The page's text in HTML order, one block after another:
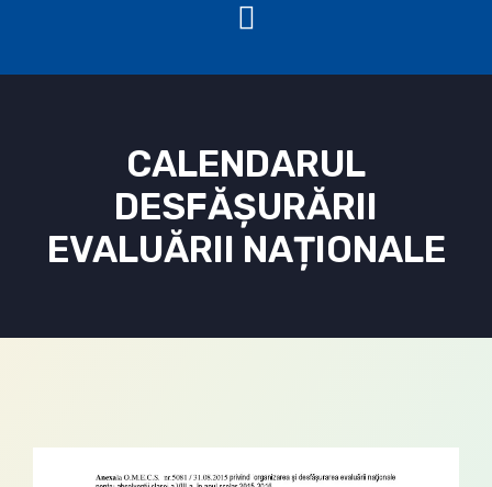
CALENDARUL
DESFĂȘURĂRII
EVALUĂRII NAȚIONALE